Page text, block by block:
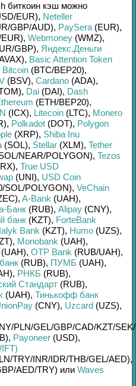
биткоин кэш можно
EUR), Neteller
GBP/AUD), PaySera (EUR),
EUR), Webmoney (WMZ),
GBP), Яндекс.Деньги
, Basic Attention Token
Bitcoin (BTC/BEP20),
(BSV), Cardano (ADA),
, Dai (DAI), Dash
(ETH/BEP20),
(ICX), Litecoin (LTC), Monero
, Polkadot (DOT), Polygon
(XRP), Shiba Inu
(SOL), Stellar (XLM), Tether
NEAR/POLYGON), Tezos
, True USD
(UNI), USD Coin
SOL/POLYGON), VeChain
, A-Bank (UAH),
Банк (RUB), Alipay (CNY),
банк (KZT), ForteBank
Bank (KZT), Humo (UZS),
, Monobank (UAH),
(UAH), OTP Bank (RUB/UAH),
(RUB), ПУМБ (UAH),
, РНКБ (RUB),
Стандарт (RUB),
(UAH), Тинькофф банк
(CNY), Uzcard (UZS),
PLN/GEL/GBP/CAD/KZT/SEK/
, Payoneer (USD),
TRY/INR/IDR/THB/GEL/AED),
AED/TRY) или Waves